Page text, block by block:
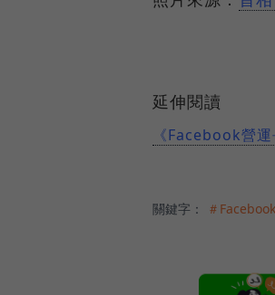
延伸閱讀
《Facebook營
關鍵字： ＃Facebook